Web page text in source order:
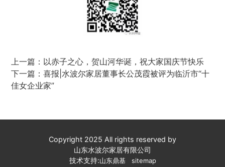
上一篇： 以赤子之心，贺山河华诞，祝大家国庆节快乐
下一篇：喜报|水波尔家居董事长公茂霞被评为临沂市“十
佳女企业家”
Copyright 2025 All rights reserved by
山东水波尔家居有限公司
技术支持:山东鼎基 sitemap